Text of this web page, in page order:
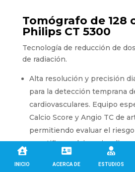
Tomógrafo de 128
Philips CT 5300
Tecnología de reducción de
de radiación.
Alta resolución y precisión
para la detección temprana
cardiovasculares. Equipo
Calcio Score y Angio TC de
permitiendo evaluar el
cuantificar calcio y visualizar
posibles obstrucciones o
rápida y no invasiva.

INICIO

ACERCA DE

ESTUDIOS